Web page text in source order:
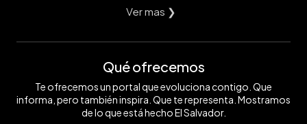
Ver mas ❯
Qué ofrecemos
Te ofrecemos un portal que evoluciona contigo. Que
informa, pero también inspira. Que te representa. Mostramos
de lo que está hecho El Salvador.